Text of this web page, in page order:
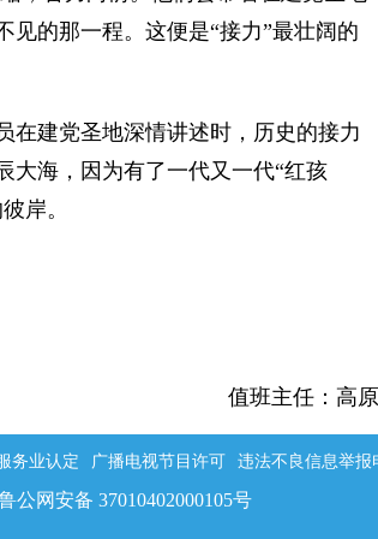
的那一程。这便是“接力”最壮阔的
建党圣地深情讲述时，历史的接力
大海，因为有了一代又一代“红孩
岸。
值班主任：高原
务业认定 广播电视节目许可 违法不良信息举报
公网安备 37010402000105号